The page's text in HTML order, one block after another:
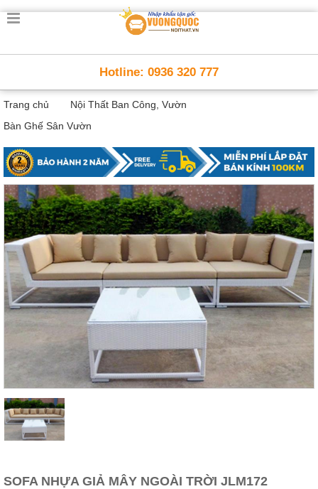
Trang
Thông
Minh
Nội
thất
minh
Nội
Thất
Trẻ
Em
Giường
tầng,
bàn
học, tủ
sách
Nội
Khách
Bàn
trà...
Nội
Phòng
Hotline: 0936 320 777
Trang chủ
Nội Thất Ban Công, Vườn
Bàn Ghế Sân Vườn
SOFA NHỰA GIẢ MÂY NGOÀI TRỜI JLM172